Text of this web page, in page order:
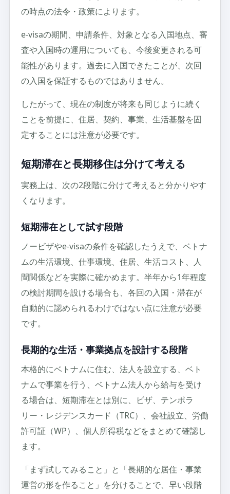
の時点の法令・政策によります。
e-visaの期間、申請条件、対象となる入国地点、審
査や入国時の運用についても、今後変更される可
能性があります。過去に入国できたことが、次回
の入国を保証するものではありません。
したがって、現在の制度が将来も同じように続く
ことを前提に、住居、契約、事業、生活基盤を固
定することには注意が必要です。
短期滞在と長期移住は分けて考える
実務上は、次の2段階に分けて考えると分かりやす
くなります。
短期滞在として試す段階
ノービザやe-visaの条件を確認したうえで、ベトナ
ムの生活環境、仕事環境、住居、生活コスト、人
間関係などを実際に確かめます。半年から1年程度
の検討期間を設ける場合も、各回の入国・滞在が
自動的に認められるわけではない点に注意が必要
です。
長期的な生活・事業拠点を設計する段階
本格的にベトナムに住む、法人を設立する、ベト
ナムで事業を行う、ベトナム法人から給与を受け
る場合は、短期滞在とは別に、ビザ、テンポラ
リー・レジデンスカード（TRC）、会社設立、労働
許可証（WP）、個人所得税などをまとめて確認し
ます。
「まず試してみること」と「長期的な居住・事業
運営の形を作ること」を分けることで、早い段階